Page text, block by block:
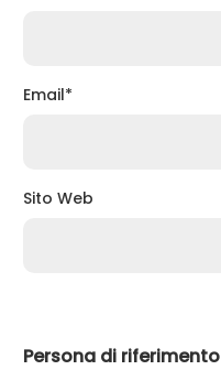
Email*
Sito Web
Persona di riferimento